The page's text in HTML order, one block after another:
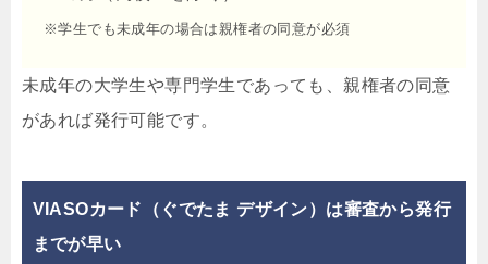
※学生でも未成年の場合は親権者の同意が必須
未成年の大学生や専門学生であっても、親権者の同意
があれば発行可能です。
VIASOカード（ぐでたま デザイン）は審査から発行
までが早い